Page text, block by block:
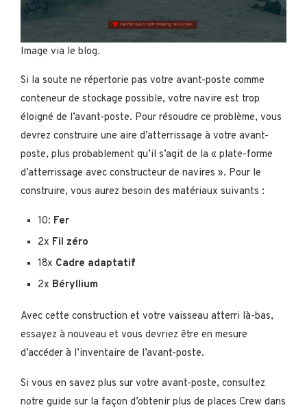
Image via le blog.
Si la soute ne répertorie pas votre avant-poste comme
conteneur de stockage possible, votre navire est trop
éloigné de l’avant-poste. Pour résoudre ce problème, vous
devrez construire une aire d’atterrissage à votre avant-
poste, plus probablement qu’il s’agit de la « plate-forme
d’atterrissage avec constructeur de navires ». Pour le
construire, vous aurez besoin des matériaux suivants :
10: Fer
2x Fil zéro
18x Cadre adaptatif
2x Béryllium
Avec cette construction et votre vaisseau atterri là-bas,
essayez à nouveau et vous devriez être en mesure
d’accéder à l’inventaire de l’avant-poste.
Si vous en savez plus sur votre avant-poste, consultez
notre guide sur la façon d’obtenir plus de places Crew dans